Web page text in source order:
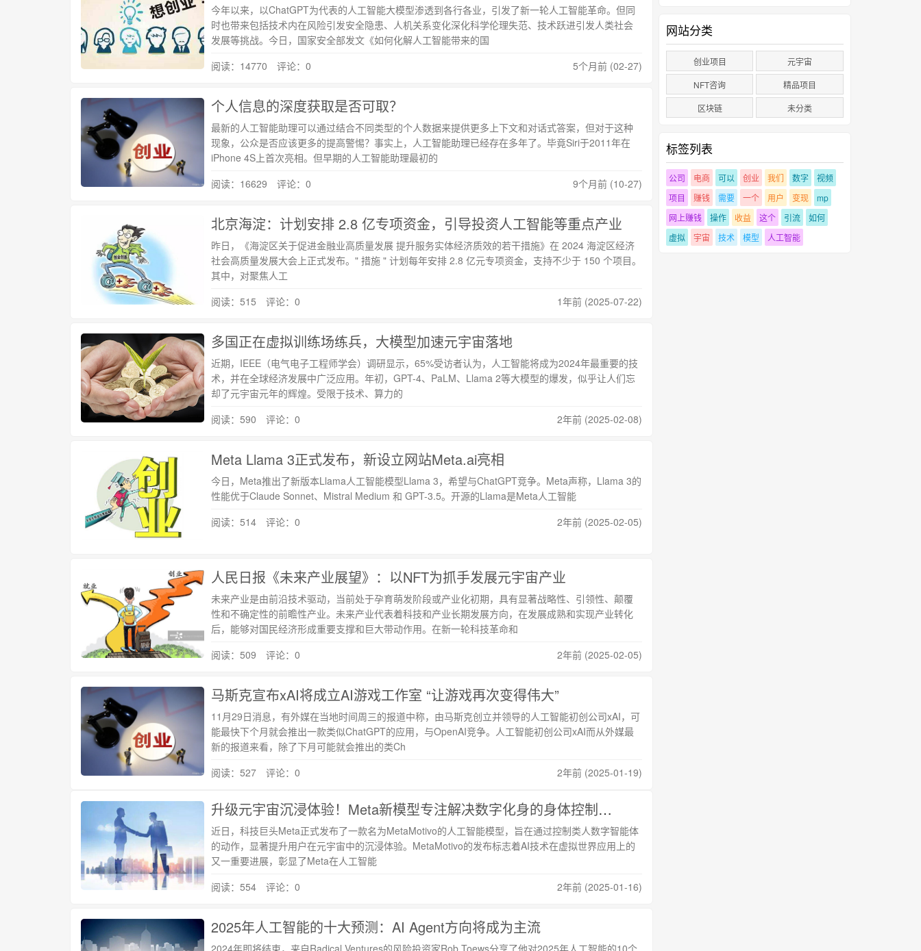
今年以来，以ChatGPT为代表的人工智能大模型渗透到各行各业，引发了新一轮人工智能革命。但同
时也带来包括技术内在风险引发安全隐患、人机关系变化深化科学伦理失范、技术跃进引发人类社会
发展等挑战。今日，国家安全部发文《如何化解人工智能带来的国
阅读：14770 评论：0
5个月前 (02-27)
个人信息的深度获取是否可取？
最新的人工智能助理可以通过结合不同类型的个人数据来提供更多上下文和对话式答案，但对于这种
现象，公众是否应该更多的提高警惕？事实上，人工智能助理已经存在多年了。毕竟Siri于2011年在
iPhone 4S上首次亮相。但早期的人工智能助理最初的
阅读：16629 评论：0
9个月前 (10-27)
北京海淀：计划安排 2.8 亿专项资金，引导投资人工智能等重点产业
昨日，《海淀区关于促进金融业高质量发展 提升服务实体经济质效的若干措施》在 2024 海淀区经济
社会高质量发展大会上正式发布。" 措施 " 计划每年安排 2.8 亿元专项资金，支持不少于 150 个项目。
其中，对聚焦人工
阅读：515 评论：0
1年前 (2025-07-22)
多国正在虚拟训练场练兵，大模型加速元宇宙落地
近期，IEEE（电气电子工程师学会）调研显示，65%受访者认为，人工智能将成为2024年最重要的技
术，并在全球经济发展中广泛应用。年初，GPT-4、PaLM、Llama 2等大模型的爆发，似乎让人们忘
却了元宇宙元年的辉煌。受限于技术、算力的
阅读：590 评论：0
2年前 (2025-02-08)
Meta Llama 3正式发布，新设立网站Meta.ai亮相
今日，Meta推出了新版本Llama人工智能模型Llama 3，希望与ChatGPT竞争。Meta声称，Llama 3的
性能优于Claude Sonnet、Mistral Medium 和 GPT-3.5。开源的Llama是Meta人工智能
阅读：514 评论：0
2年前 (2025-02-05)
人民日报《未来产业展望》：以NFT为抓手发展元宇宙产业
未来产业是由前沿技术驱动，当前处于孕育萌发阶段或产业化初期，具有显著战略性、引领性、颠覆
性和不确定性的前瞻性产业。未来产业代表着科技和产业长期发展方向，在发展成熟和实现产业转化
后，能够对国民经济形成重要支撑和巨大带动作用。在新一轮科技革命和
阅读：509 评论：0
2年前 (2025-02-05)
马斯克宣布xAI将成立AI游戏工作室 “让游戏再次变得伟大”
11月29日消息，有外媒在当地时间周三的报道中称，由马斯克创立并领导的人工智能初创公司xAI，可
能最快下个月就会推出一款类似ChatGPT的应用，与OpenAI竞争。人工智能初创公司xAI而从外媒最
新的报道来看，除了下月可能就会推出的类Ch
阅读：527 评论：0
2年前 (2025-01-19)
升级元宇宙沉浸体验！Meta新模型专注解决数字化身的身体控制问题
近日，科技巨头Meta正式发布了一款名为MetaMotivo的人工智能模型，旨在通过控制类人数字智能体
的动作，显著提升用户在元宇宙中的沉浸体验。MetaMotivo的发布标志着AI技术在虚拟世界应用上的
又一重要进展，彰显了Meta在人工智能
阅读：554 评论：0
2年前 (2025-01-16)
2025年人工智能的十大预测：AI Agent方向将成为主流
2024年即将结束，来自Radical Ventures的风险投资家Rob Toews分享了他对2025年人工智能的10个
网站分类
创业项目
元宇宙
NFT咨询
精品项目
区块链
未分类
标签列表
公司 电商 可以 创业 我们 数字
视频
项目
赚钱 需要 一个 用户 变现
mp
网上赚钱
操作 收益 这个 引流
如何
虚拟
宇宙 技术 模型 人工智能